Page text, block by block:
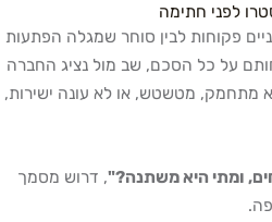
לפני חתימה
פקוחות לבין סוחר שמגלה הפתעות
על כל הסכם, שב מול נציג החברה
מתחמק, מטשטש, או לא עונה ישירות,
ומתי היא משתנה?", דרוש מסמך